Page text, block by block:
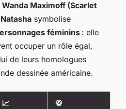
Wanda Maximoff (Scarlet
Natasha symbolise
féminins: elle
occuper un rôle égal,
de leurs homologues
dessinée américaine.
📈
🥋